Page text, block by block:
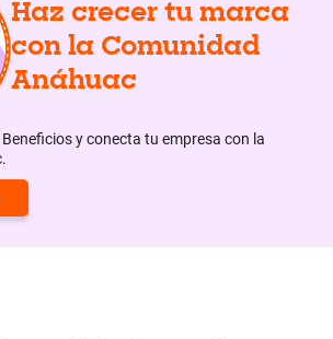
Haz crecer tu marca
con la Comunidad
Anáhuac
y conecta tu empresa con la